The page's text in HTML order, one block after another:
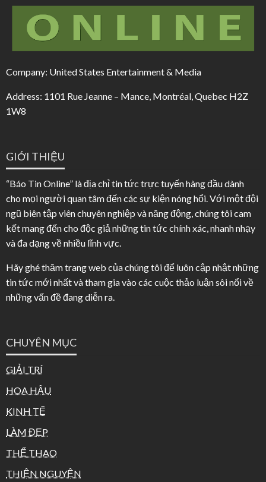
Company: United States Entertainment & Media
Address: 1101 Rue Jeanne – Mance, Montréal, Quebec H2Z
1W8
GIỚI THIỆU
“Báo Tin Online” là địa chỉ tin tức trực tuyến hàng đầu dành
cho mọi người quan tâm đến các sự kiện nóng hổi. Với một đội
ngũ biên tập viên chuyên nghiệp và năng động, chúng tôi cam
kết mang đến cho độc giả những tin tức chính xác, nhanh nhạy
và đa dạng về nhiều lĩnh vực.
Hãy ghé thăm trang web của chúng tôi để luôn cập nhật những
tin tức mới nhất và tham gia vào các cuộc thảo luận sôi nổi về
những vấn đề đang diễn ra.
CHUYÊN MỤC
GIẢI TRÍ
HOA HẬU
KINH TẾ
LÀM ĐẸP
THỂ THAO
THIỆN NGUYỆN